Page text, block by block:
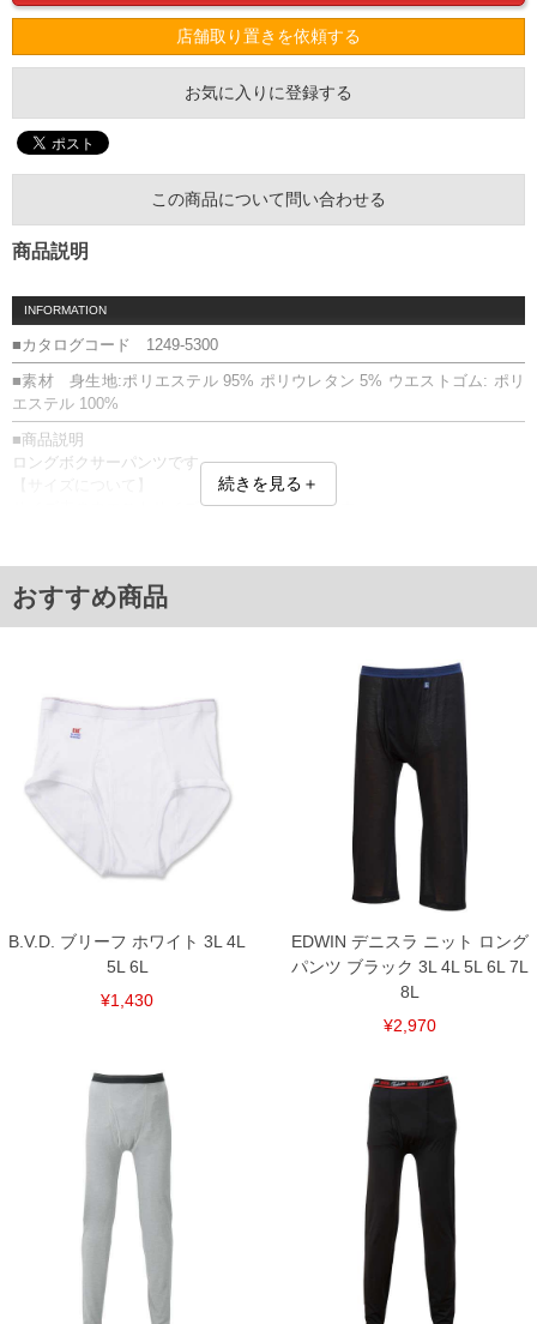
店舗取り置きを依頼する
お気に入りに登録する
この商品について問い合わせる
商品説明
INFORMATION
■カタログコード 1249-5300
■素材 身生地:ポリエステル 95% ポリウレタン 5% ウエストゴム: ポリ
エステル 100%
■商品説明
ロングボクサーパンツです。
サイズ表のウエストサイズは適応範囲となります。
前開き／ボクサータイプ／ポリエステルベア天竺／ストレッチ
3L/95～110
4L/105～120
7L/135～150
8L/145～160
単位はcm
※【返品交換について】
返品交換希望の方は、商品到着後1週間以内にご連絡ください。
下着(肌着)やワイシャツは商品の性質上、返品交換不可とさせて頂いております。予め
ご了承くださいませ。
※【ボトムの裾上げをご希望の場合】
備考欄に股下●cmとご記入下さい。（裾上げ無料対象商品は1本につき税込6,000円以
上の品が対象。1本5,999円以下の商品は有料（500円+税）となります。）
一部、お直しに対応出来ない商品がございます。(例：裾にファスナーや調節ひもが付
いている、極端なデザインが施されている等)
※商品によって若干のサイズの誤差がございます。また、お客様がご使用の環境（コ
ンピュータ画面）によって、商品の色味が若干異なる場合がございます。予めご了承
※当店での掲載商品は、実店鋪と在庫を共用しておりますので店頭での売り違い、店
舗からのお取り寄せ等により、お客様にご迷惑をお掛けしてしまう場合がございま
す。そのようなことがない様最大限に努めておりますが、もしあった場合速やかにご
連絡させて頂きますので予めご了承ください。
続きを見る＋
おすすめ商品
B.V.D. ブリーフ ホワイト 3L 4L
5L 6L
¥1,430
EDWIN デニスラ ニット ロング
パンツ ブラック 3L 4L 5L 6L 7L
8L
¥2,970